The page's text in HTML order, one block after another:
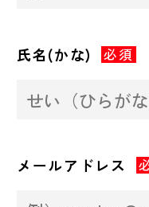
氏名(かな) 必須
メールアドレス